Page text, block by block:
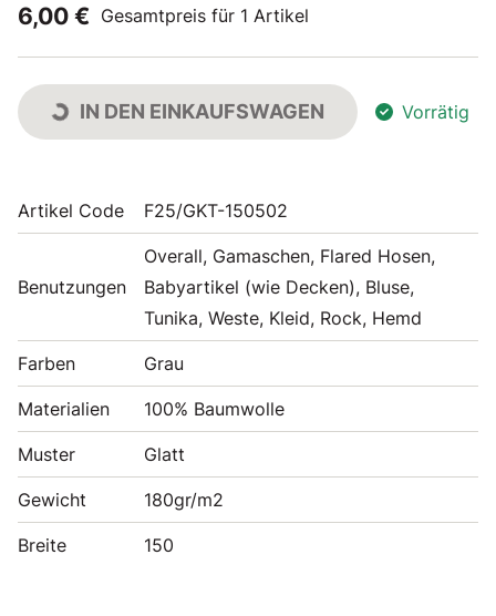
6,00 € Gesamtpreis für 1 Artikel
IN DEN EINKAUFSWAGEN Vorrätig
Artikel Code F25/GKT-150502
Benutzungen
Overall, Gamaschen, Flared Hosen,
Babyartikel (wie Decken), Bluse,
Tunika, Weste, Kleid, Rock, Hemd
Farben Grau
Materialien 100% Baumwolle
Muster Glatt
Gewicht 180gr/m2
Breite 150